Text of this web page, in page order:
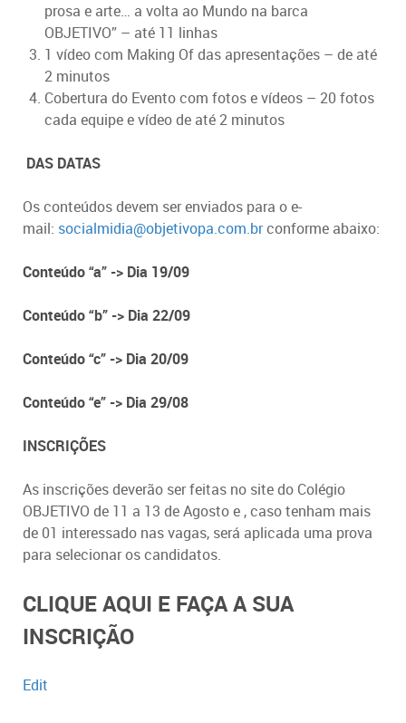
prosa e arte… a volta ao Mundo na barca
OBJETIVO” – até 11 linhas
1 vídeo com Making Of das apresentações – de até
2 minutos
Cobertura do Evento com fotos e vídeos – 20 fotos
cada equipe e vídeo de até 2 minutos
DAS DATAS
Os conteúdos devem ser enviados para o e-
mail: socialmidia@objetivopa.com.brconforme abaixo:
Conteúdo “a” -> Dia 19/09
Conteúdo “b” -> Dia 22/09
Conteúdo “c” -> Dia 20/09
Conteúdo “e” -> Dia 29/08
INSCRIÇÕES
As inscrições deverão ser feitas no site do Colégio
OBJETIVO de 11 a 13 de Agosto e , caso tenham mais
de 01 interessado nas vagas, será aplicada uma prova
para selecionar os candidatos.
CLIQUE AQUI E FAÇA A SUA
INSCRIÇÃO
Edit